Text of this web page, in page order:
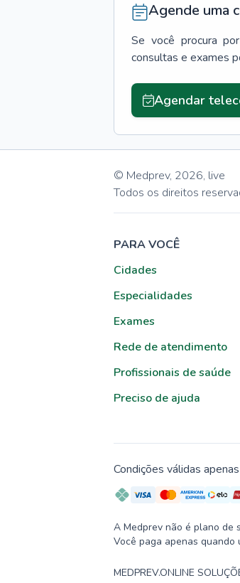
Agende uma
Se você procura
consultas e exames
Agendar
© Medprev, 2026, live
Todos os direitos
PARA VOCÊ
Cidades
Especialidades
Exames
Rede de atendimento
Profissionais de saúde
Preciso de ajuda
Condições válidas
A Medprev não é plano de
Você paga apenas quando
MEDPREV.ONLINE